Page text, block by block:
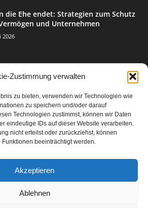
Zustimmung verwalten
zu bieten, verwenden wir Technologien wie
zu speichern und/oder darauf
Technologien zustimmst, können wir Daten
eindeutige IDs auf dieser Website verarbeiten.
nicht erteilst oder zurückziehst, können
beeinträchtigt werden.
Akzeptieren
Ablehnen
die Ehe endet: Strategien zum Schutz
und Unternehmen
2026
3003
2067
567